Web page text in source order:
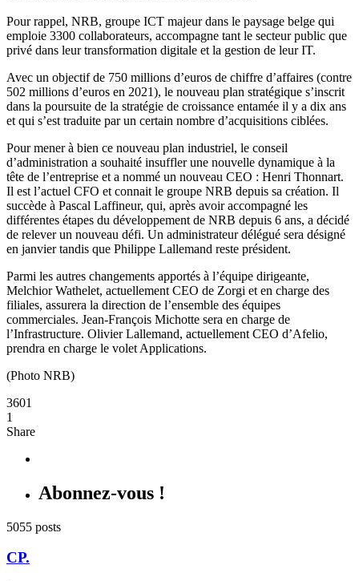
Pour rappel, NRB, groupe ICT majeur dans le paysage belge qui
emploie 3300 collaborateurs, accompagne tant le secteur public que
privé dans leur transformation digitale et la gestion de leur IT.
Avec un objectif de 750 millions d’euros de chiffre d’affaires (contre
502 millions d’euros en 2021), le nouveau plan stratégique s’inscrit
dans la poursuite de la stratégie de croissance entamée il y a dix ans
et qui s’est traduite par un certain nombre d’acquisitions ciblées.
Pour mener à bien ce nouveau plan industriel, le conseil
d’administration a souhaité insuffler une nouvelle dynamique à la
tête de l’entreprise et a nommé un nouveau CEO : Henri Thonnart.
Il est l’actuel CFO et connait le groupe NRB depuis sa création. Il
succède à Pascal Laffineur, qui, après avoir accompagné les
différentes étapes du développement de NRB depuis 6 ans, a décidé
de relever un nouveau défi. Un administrateur délégué sera désigné
en janvier tandis que Philippe Lallemand reste président.
Parmi les autres changements apportés à l’équipe dirigeante,
Melchior Wathelet, actuellement CEO de Zorgi et en charge des
filiales, assurera la direction de l’ensemble des équipes
commerciales. Jean-François Michotte sera en charge de
l’Infrastructure. Olivier Lallemand, actuellement CEO d’Afelio,
prendra en charge le volet Applications.
(Photo NRB)
3601
1
Share
Abonnez-vous !
5055 posts
CP.